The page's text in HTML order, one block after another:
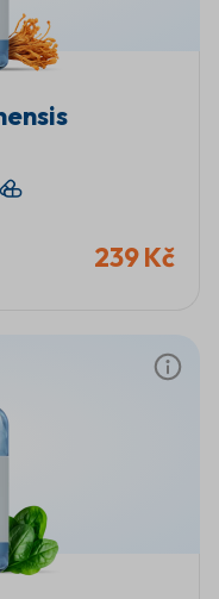
239 Kč